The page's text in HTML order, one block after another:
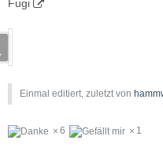
Fugi
Einmal editiert, zuletzt von
6 1